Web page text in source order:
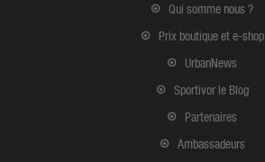
Qui somme nous ?
Prix boutique et e-shop
UrbanNews
Sportivor le Blog
Partenaires
Ambassadeurs